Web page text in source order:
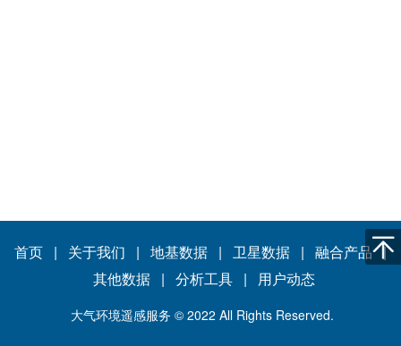
首页| 关于我们 | 地基数据| 卫星数据| 融合产品|
其他数据 | 分析工具| 用户动态
大气环境遥感服务 © 2022 All Rights Reserved.